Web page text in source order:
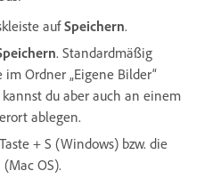
aufSpeichern.
. Standardmäßig
Ordner „Eigene Bilder“
du aber auch an einem
ablegen.
+ S (Windows) bzw. die
OS).